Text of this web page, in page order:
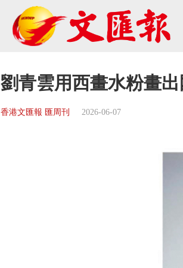
劉青雲用西畫水粉畫
香港文匯報 匯周刊 2026-06-07